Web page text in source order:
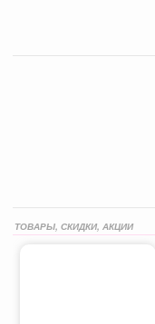
ТОВАРЫ, СКИДКИ, АКЦИИ